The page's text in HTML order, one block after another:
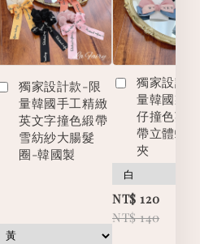
獨家設計款-限
量韓國手工精緻
英文字撞色緞帶
雪紡紗大腸髮
圈-韓國製
獨家設計
量韓國製
仔撞色英
帶立體蝴
夾
NT$ 120
NT$ 140